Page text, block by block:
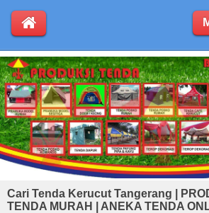
Cari Tenda Kerucut Tangerang |
TENDA MURAH | ANEKA TENDA